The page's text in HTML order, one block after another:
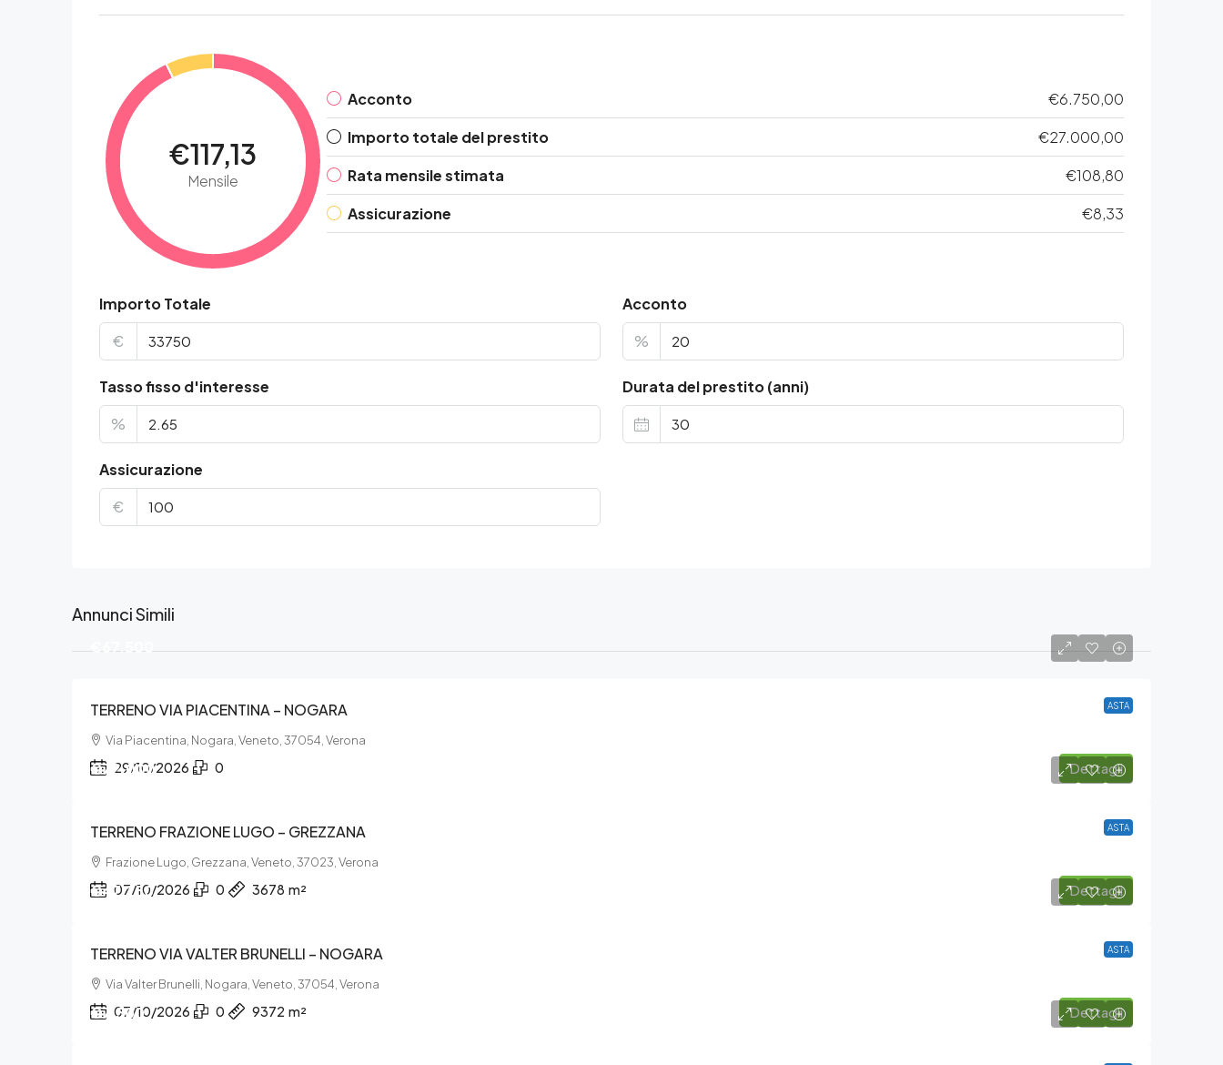
€117,13
Mensile
Acconto
€6.750,00
Importo totale del prestito
€27.000,00
Rata mensile stimata
€108,80
Assicurazione
€8,33
Importo Totale
€
Acconto
%
Tasso fisso d'interesse
%
Durata del prestito (anni)
Assicurazione
€
Annunci Simili
ASTA
€67.500
TERRENO VIA PIACENTINA – NOGARA
Via Piacentina, Nogara, Veneto, 37054, Verona
29/10/2026 0 Dettagli
ASTA
€72.000
TERRENO FRAZIONE LUGO – GREZZANA
Frazione Lugo, Grezzana, Veneto, 37023, Verona
07/10/2026 0 3678 m² Dettagli
ASTA
€47.250
TERRENO VIA VALTER BRUNELLI – NOGARA
Via Valter Brunelli, Nogara, Veneto, 37054, Verona
07/10/2026 0 9372 m² Dettagli
€7.500